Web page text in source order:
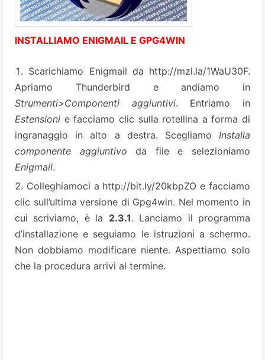
INSTALLIAMO ENIGMAIL E GPG4WIN
Scarichiamo Enigmail da http://mzl.la/1WaU30F.
Apriamo Thunderbird e andiamo in
Strumenti>Componenti aggiuntivi. Entriamo in
Estensioni e facciamo clic sulla rotellina a forma di
ingranaggio in alto a destra. Scegliamo Installa
componente aggiuntivo da file e selezioniamo
Enigmail.
Colleghiamoci a http://bit.ly/20kbpZO e facciamo
clic sull’ultima versione di Gpg4win. Nel momento in
cui scriviamo, è la 2.3.1. Lanciamo il programma
d’installazione e seguiamo le istruzioni a schermo.
Non dobbiamo modificare niente. Aspettiamo solo
che la procedura arrivi al termine.